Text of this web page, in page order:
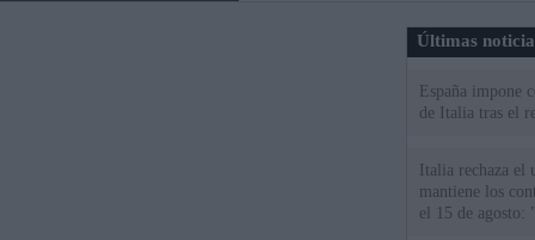
Últimas
España impone
de Italia tras el
Italia rechaza
mantiene los
el 15 de agosto: